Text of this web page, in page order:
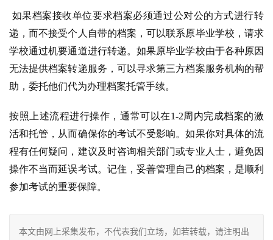
如果档案接收单位要求档案必须通过公对公的方式进行转
递，而不接受个人自带的档案，可以联系原毕业学校，请求
学校通过机要通道进行转递。如果原毕业学校由于各种原因
无法提供档案转递服务，可以寻求第三方档案服务机构的帮
助，委托他们代为办理档案托管手续。
按照上述流程进行操作，通常可以在1-2周内完成档案的激
活和托管，从而确保你的考试不受影响。如果你对具体的流
程有任何疑问，建议及时咨询相关部门或专业人士，避免因
操作不当而延误考试。记住，妥善管理自己的档案，是顺利
参加考试的重要保障。
本文由网上采集发布，不代表我们立场，如若转载，请注明出